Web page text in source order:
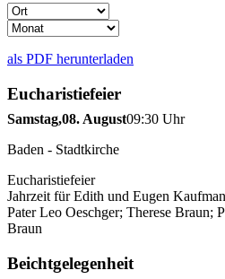
als PDF herunterladen
Eucharistiefeier
Samstag,08. August09:30 Uhr
Baden - Stadtkirche
Eucharistiefeier
Jahrzeit für Edith und Eugen
Pater Leo Oeschger; Therese Braun;
Braun
Beichtgelegenheit